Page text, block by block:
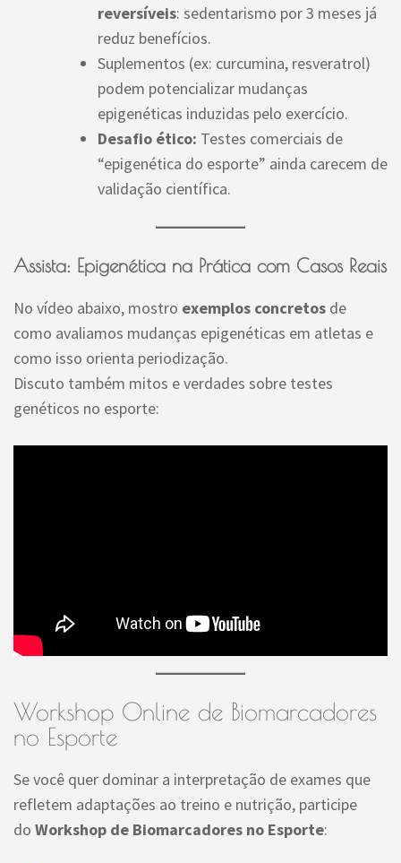
reversíveis: sedentarismo por 3 meses já
reduz benefícios.
Suplementos (ex: curcumina, resveratrol)
podem potencializar mudanças
epigenéticas induzidas pelo exercício.
Desafio ético: Testes comerciais de
“epigenética do esporte” ainda carecem de
validação científica.
Assista: Epigenética na Prática com Casos Reais
No vídeo abaixo, mostro exemplos concretos de
como avaliamos mudanças epigenéticas em atletas e
como isso orienta periodização.
Discuto também mitos e verdades sobre testes
genéticos no esporte:
Workshop Online de Biomarcadores
no Esporte
Se você quer dominar a interpretação de exames que
refletem adaptações ao treino e nutrição, participe
do Workshop de Biomarcadores no Esporte: